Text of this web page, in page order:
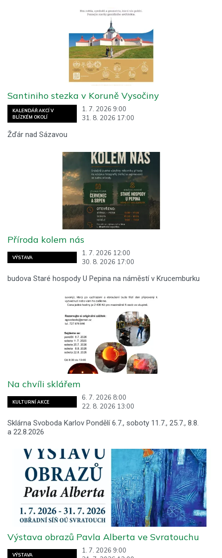
KALENDÁŘ AKCÍ V
BLÍZKÉM OKOLÍ
1. 7. 2026 9:00
31. 8. 2026 17:00
Santiniho stezka v Koruně Vysočiny
Žďár nad Sázavou
VÝSTAVA
1. 7. 2026 12:00
30. 8. 2026 17:00
Příroda kolem nás
budova Staré hospody U Pepina na náměstí v Krucemburku
KULTURNÍ AKCE
6. 7. 2026 8:00
22. 8. 2026 13:00
Na chvíli sklářem
Sklárna Svoboda Karlov Pondělí 6.7., soboty 11.7., 25.7., 8.8.
a 22.8.2026
VÝSTAVA
1. 7. 2026 9:00
Výstava obrazů Pavla Alberta ve Svratouchu